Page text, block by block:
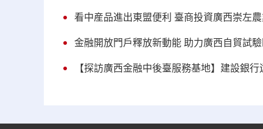
看中産品進出東盟便利 臺商投資廣西崇左
金融開放門戶釋放新動能 助力廣西自貿試
【探訪廣西金融中後臺服務基地】建設銀